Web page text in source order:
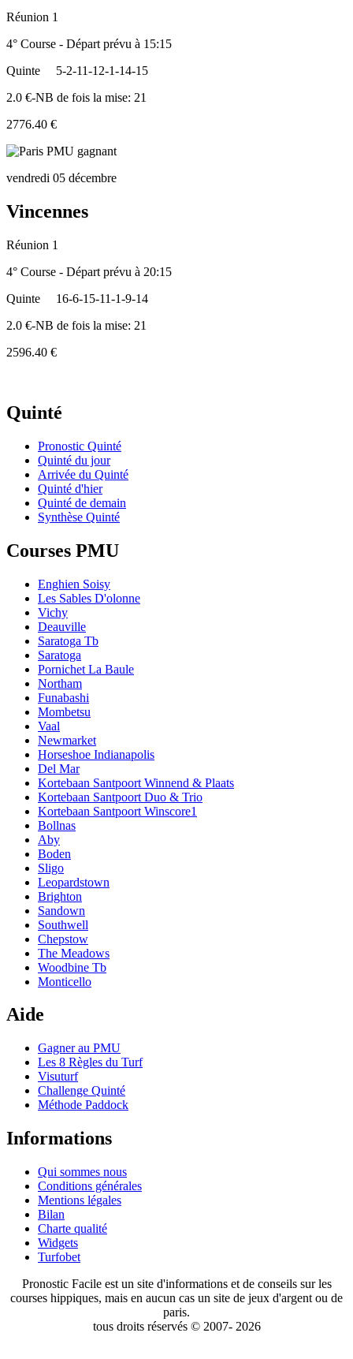
Réunion 1
4° Course - Départ prévu à 15:15
Quinte
5-2-11-12-1-14-15
2.0 €-NB de fois la mise: 21
2776.40 €
vendredi 05 décembre
Vincennes
Réunion 1
4° Course - Départ prévu à 20:15
Quinte
16-6-15-11-1-9-14
2.0 €-NB de fois la mise: 21
2596.40 €
Quinté
Pronostic Quinté
Quinté du jour
Arrivée du Quinté
Quinté d'hier
Quinté de demain
Synthèse Quinté
Courses PMU
Enghien Soisy
Les Sables D'olonne
Vichy
Deauville
Saratoga Tb
Saratoga
Pornichet La Baule
Northam
Funabashi
Mombetsu
Vaal
Newmarket
Horseshoe Indianapolis
Del Mar
Kortebaan Santpoort Winnend & Plaats
Kortebaan Santpoort Duo & Trio
Kortebaan Santpoort Winscore1
Bollnas
Aby
Boden
Sligo
Leopardstown
Brighton
Sandown
Southwell
Chepstow
The Meadows
Woodbine Tb
Monticello
Aide
Gagner au PMU
Les 8 Règles du Turf
Visuturf
Challenge Quinté
Méthode Paddock
Informations
Qui sommes nous
Conditions générales
Mentions légales
Bilan
Charte qualité
Widgets
Turfobet
Pronostic Facile est un site d'informations et de conseils sur les
courses hippiques, mais en aucun cas un site de jeux d'argent ou de
paris.
tous droits réservés © 2007- 2026